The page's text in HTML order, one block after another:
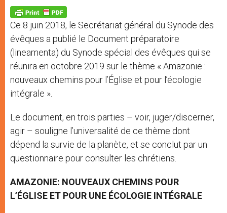
p
p
g
e
r
o
k
Ce 8 juin 2018, le Secrétariat général du Synode des
évêques a publié le Document préparatoire
(lineamenta) du Synode spécial des évêques qui se
réunira en octobre 2019 sur le thème « Amazonie :
nouveaux chemins pour l’Église et pour l’écologie
intégrale ».
Le document, en trois parties – voir, juger/discerner,
agir – souligne l’universalité de ce thème dont
dépend la survie de la planète, et se conclut par un
questionnaire pour consulter les chrétiens.
AMAZONIE: NOUVEAUX CHEMINS POUR
L’ÉGLISE ET POUR UNE ÉCOLOGIE INTÉGRALE